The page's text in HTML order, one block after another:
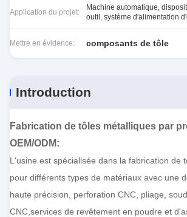
Application du projet:
Machine automatique,
outil, système d'alimentation
Mettre en évidence: composants de tôle
Introduction
Fabrication de tôles métalliques par
OEM/ODM:
L'usine est spécialisée dans la fabrication de
pour différents types de matériaux avec une
haute précision, perforation CNC, pliage,
CNC,services de revêtement en poudre et